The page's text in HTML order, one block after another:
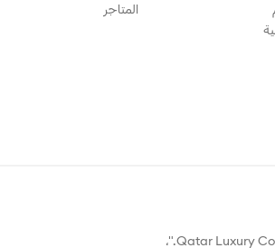
المتاجر
© يتم تشغيل هذا الموقع الالكتروني من قبل "Qatar Luxury Company WLL."،